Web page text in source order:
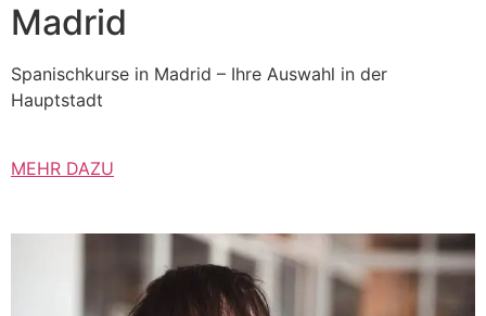
Madrid
Spanischkurse in Madrid – Ihre Auswahl in der
Hauptstadt
MEHR DAZU